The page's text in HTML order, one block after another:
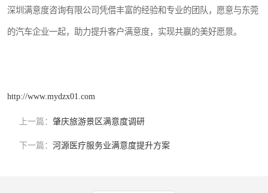
深圳满意度咨询有限公司凭借丰富的经验和专业的团队，愿意与东莞
的汽车企业一起，助力提升客户满意度，实现共赢的美好愿景。
http://www.mydzx01.com
上一篇： 肇庆旅游景区满意度调研
下一篇： 河源医疗服务业满意度提升方案